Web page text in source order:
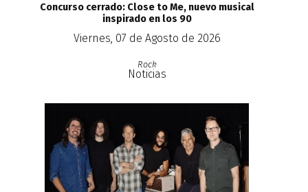
Concurso cerrado: Close to Me, nuevo musical
inspirado en los 90
Viernes, 07 de Agosto de 2026
Rock
Noticias